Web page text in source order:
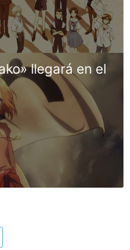
llegará en el